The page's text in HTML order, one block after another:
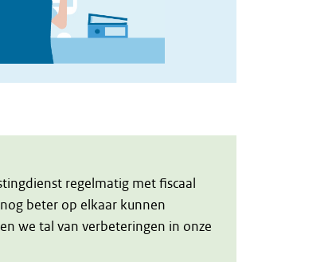
regelmatig met fiscaal
beter op elkaar kunnen
we tal van verbeteringen in onze